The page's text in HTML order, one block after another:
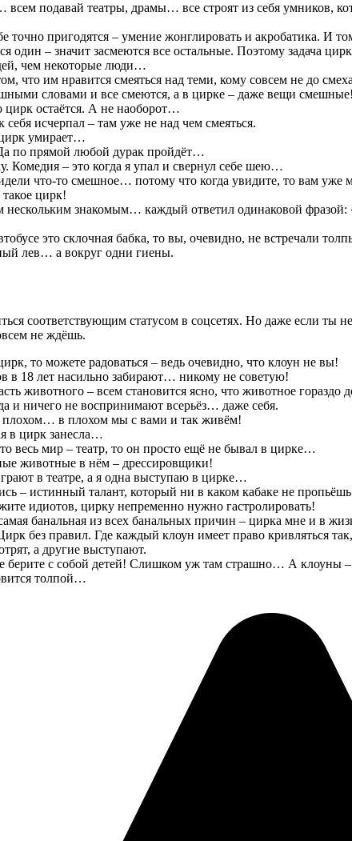
подавай театры, драмы… все строят из себя умников,
точно пригодятся – умение жонглировать и акробатика. И
один – значит засмеются все остальные. Поэтому задача
чем некоторые люди…
что им нравится смеяться над теми, кому совсем не до
словами и все смеются, а в цирке – даже вещи смешные!
остаётся. А не наоборот…
исчерпал – там уже не над чем смеяться.
цирк умирает…
по прямой любой дурак пройдёт…
Комедия – это когда я упал и свернул себе шею…
что-то смешное… потому что когда увидите, то вам уже
цирк!
нескольким знакомым… каждый ответил одинаковой
это склочная бабка, то вы, очевидно, не встречали
лев… а вокруг одни гиены.
соответствующим статусом в соцсетях. Но даже если ты
не ждёшь.
то можете радоваться – ведь очевидно, что клоун не вы!
в 18 лет насильно забирают… никому не советую!
животного – всем становится ясно, что животное гораздо
и ничего не воспринимают всерьёз… даже себя.
плохом… в плохом мы с вами и так живём!
в цирк занесла…
весь мир – театр, то он просто ещё не бывал в цирке…
животные в нём – дрессировщики!
в театре, а я одна выступаю в цирке…
– истинный талант, который ни в каком кабаке не
идиотов, цирку непременно нужно гастролировать!
банальная из всех банальных причин – цирка мне и в
без правил. Где каждый клоун имеет право кривляться так,
а другие выступают.
берите с собой детей! Слишком уж там страшно… А клоуны
толпой…